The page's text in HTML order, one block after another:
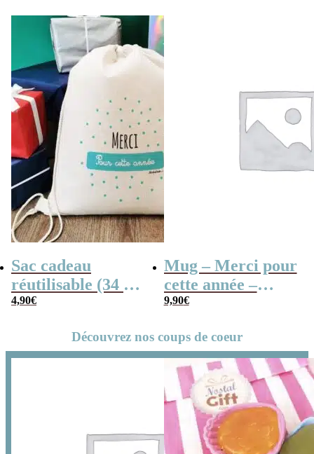
Sac cadeau
réutilisable (34 x
42 x cm) et sa
pour cette année
4,90€
Mug – Merci pour
cette année –
Collection “Dessin
9,90€
Découvrez nos coups de coeur